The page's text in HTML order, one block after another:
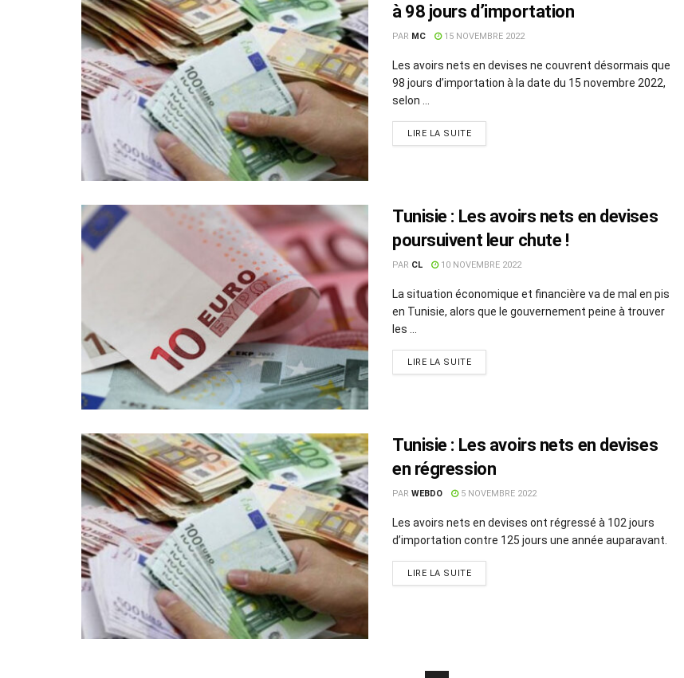
à 98 jours d’importation
PAR MC 15 NOVEMBRE 2022
Les avoirs nets en devises ne couvrent désormais que
98 jours d’importation à la date du 15 novembre 2022,
selon ...
LIRE LA SUITE
Tunisie : Les avoirs nets en devises
poursuivent leur chute !
PAR CL 10 NOVEMBRE 2022
La situation économique et financière va de mal en pis
en Tunisie, alors que le gouvernement peine à trouver
les ...
LIRE LA SUITE
Tunisie : Les avoirs nets en devises
en régression
PAR WEBDO 5 NOVEMBRE 2022
Les avoirs nets en devises ont régressé à 102 jours
d’importation contre 125 jours une année auparavant.
LIRE LA SUITE